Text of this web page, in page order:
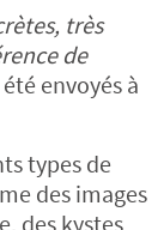
très
de
envoyés à
types de
des images
des kystes